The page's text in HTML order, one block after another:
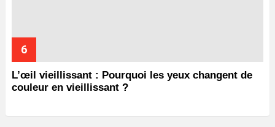
L’œil vieillissant : Pourquoi les yeux changent de
couleur en vieillissant ?